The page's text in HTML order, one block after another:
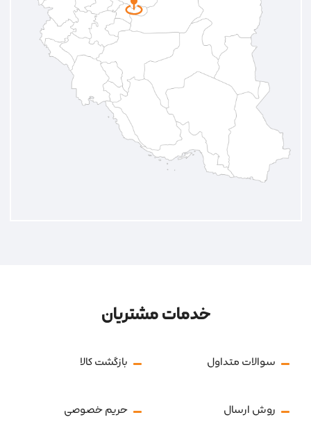
خدمات مشتریان
سوالات متداول بازگشت کالا
روش ارسال حریم خصوصی